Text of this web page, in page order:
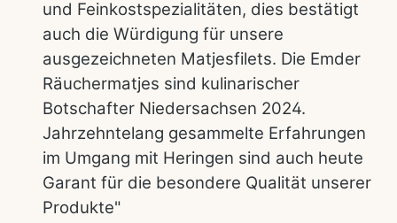
und Feinkostspezialitäten, dies bestätigt
auch die Würdigung für unsere
ausgezeichneten Matjesfilets. Die Emder
Räuchermatjes sind kulinarischer
Botschafter Niedersachsen 2024.
Jahrzehntelang gesammelte Erfahrungen
im Umgang mit Heringen sind auch heute
Garant für die besondere Qualität unserer
Produkte"